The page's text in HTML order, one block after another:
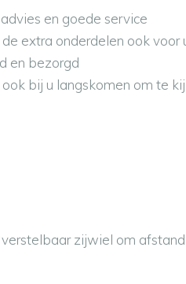
en goede service
extra onderdelen ook voor
en bezorgd
bij u langskomen om te
zijwiel om